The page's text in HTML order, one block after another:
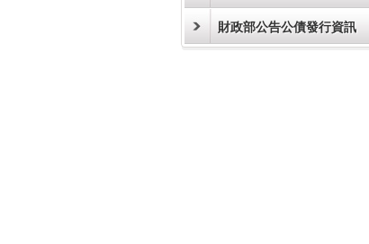
財政部公告公債發行資訊